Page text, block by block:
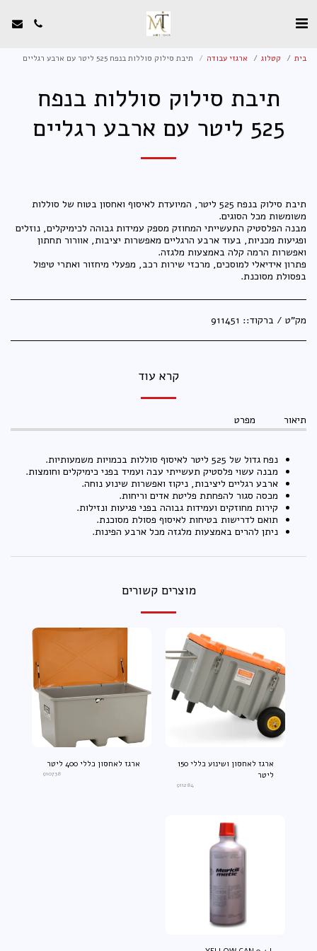
בית קטלוג ארגזי עבודה תיבת סילוק סוללות בנפח ‎525‎ ליטר עם ארבע רגליים
תיבת סילוק סוללות בנפח
‎525‎ ליטר עם ארבע רגליים
תיבת סילוק בנפח 525 ליטר, המיועדת לאיסוף ואחסון בטוח של סוללות
מבנה הפלסטיק התעשייתי המחוזק מספק עמידות גבוהה לכימיקלים, נוזלים
ופגיעות מכניות, בעוד ארבע הרגליים מאפשרות יציבות, אוורור תחתון
פתרון אידיאלי למוסכים, מרכזי שירות רכב, מפעלי מיחזור ואתרי טיפול
בפסולת מסוכנת.
מק"ט / ברקוד:: 9‎11451‎
קרא עוד
תיאור מפרט
נפח גדול של 525 ליטר לאיסוף סוללות בכמויות משמעותיות.
מבנה עשוי פלסטיק תעשייתי עבה ועמיד בפני כימיקלים וחומצות.
ארבע רגליים ליציבות, ניקוז ואפשרות שינוע נוחה.
מכסה סגור להפחתת פליטת אדים וריחות.
קירות מחוזקים ועמידות גבוהה בפני פגיעות ונזילות.
תואם לדרישות בטיחות לאיסוף פסולת מסוכנת.
ניתן להרים באמצעות מלגזה מכל ארבע הפינות.
מוצרים קשורים
ארגז לאחסון ושינוע כללי 150
ליטר
911284
ארגז לאחסון כללי 400 ליטר
910738